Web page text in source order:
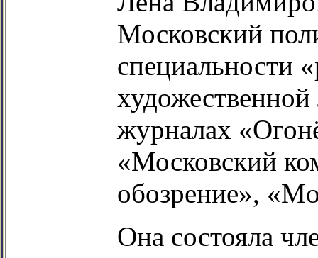
Московский
специальности
журналах
«Московский
обозрение»,
Она состояла